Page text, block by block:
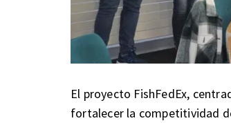
El proyecto FishFedEx,
fortalecer la competitividad